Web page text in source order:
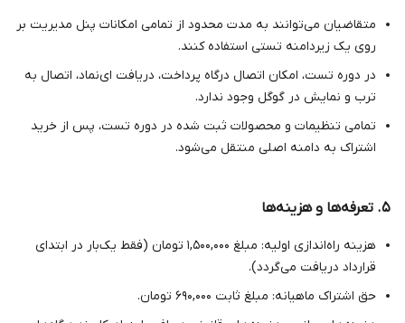
متقاضیان می‌توانند به مدت محدود از تمامی امکانات پنل مدیریت بر
روی یک زیردامنه تستی استفاده کنند.
در دوره تست، امکان اتصال درگاه پرداخت، دریافت ای‌نماد، اتصال به
ترب و نمایش در گوگل وجود ندارد.
تمامی تنظیمات و محصولات ثبت شده در دوره تست، پس از خرید
اشتراک به دامنه اصلی منتقل می‌شود.
۵. تعرفه‌ها و هزینه‌ها
هزینه راه‌اندازی اولیه: مبلغ ۱,۵۰۰,۰۰۰ تومان (فقط یک‌بار در ابتدای
قرارداد دریافت می‌گردد).
حق اشتراک ماهیانه: مبلغ ثابت ۶۹۰,۰۰۰ تومان.